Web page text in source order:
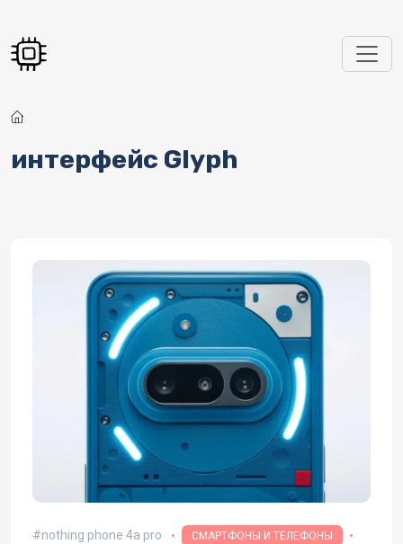
интерфейс Glyph
nothing phone 4a pro СМАРТФОНЫ И ТЕЛЕФОНЫ